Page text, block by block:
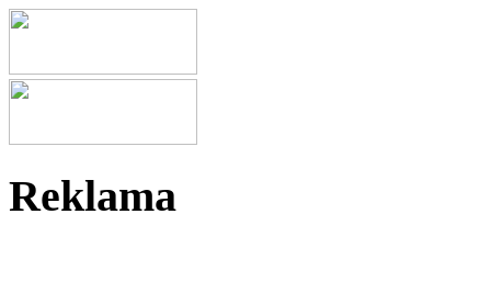
Reklama